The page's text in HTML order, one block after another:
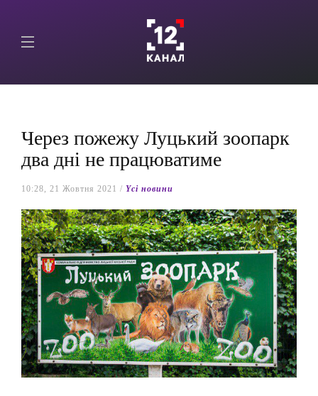
Через пожежу Луцький зоопарк
два дні не працюватиме
10:28, 21 Жовтня 2021 / Yсі новини